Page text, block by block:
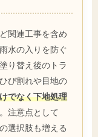
関連工事を含め
水の入りを防ぐ
り替え後のトラ
び割れや目地の
でなく下地処理
注意点として
選択肢も増える